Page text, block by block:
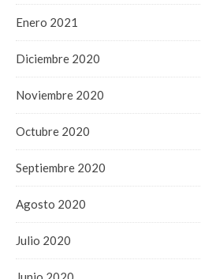
Enero 2021
Diciembre 2020
Noviembre 2020
Octubre 2020
Septiembre 2020
Agosto 2020
Julio 2020